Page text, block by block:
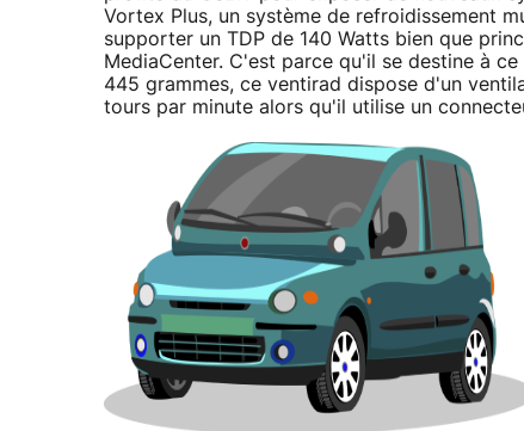
Vortex Plus, un système de refroidissement
supporter un TDP de 140 Watts bien que
MediaCenter. C'est parce qu'il se destine à
445 grammes, ce ventirad dispose d'un
tours par minute alors qu'il utilise un